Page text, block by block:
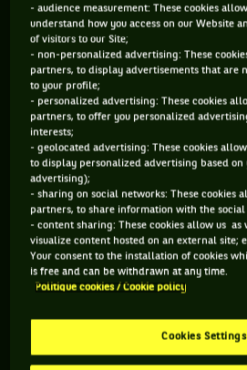
comme un indispensable
persistantes résistances.
Mercredi 22 mars 2006, premier tour
dans le tableau féminin, une
américaine va entrer dans l’histoire
Elle voit s’opposer deux espoirs du
Harkleroad et Jamea Jackson. Cette
d’une wild-card, arrache le premier
entamer le deuxième set quand… une
annoncée faute par un juge de ligne.
cas, on est contraint d’obéir à la
auparavant, les responsables du
vert de l’ATP et de la WTA pour
- audience measurement: These cookies
understand how you access on our Website
of visitors to our Site;
- non-personalized advertising: These
partners, to display advertisements that are
to your profile;
- personalized advertising: These cookies
partners, to offer you personalized
interests;
- geolocated advertising: These cookies
to display personalized advertising based
advertising);
- sharing on social networks: These cookies
partners, to share information with the social
- content sharing: These cookies allow us as
visualize content hosted on an external site;
Your consent to the installation of cookies
is free and can be withdrawn at any time.
Politique cookies / Cookie policy
Cookies Settings